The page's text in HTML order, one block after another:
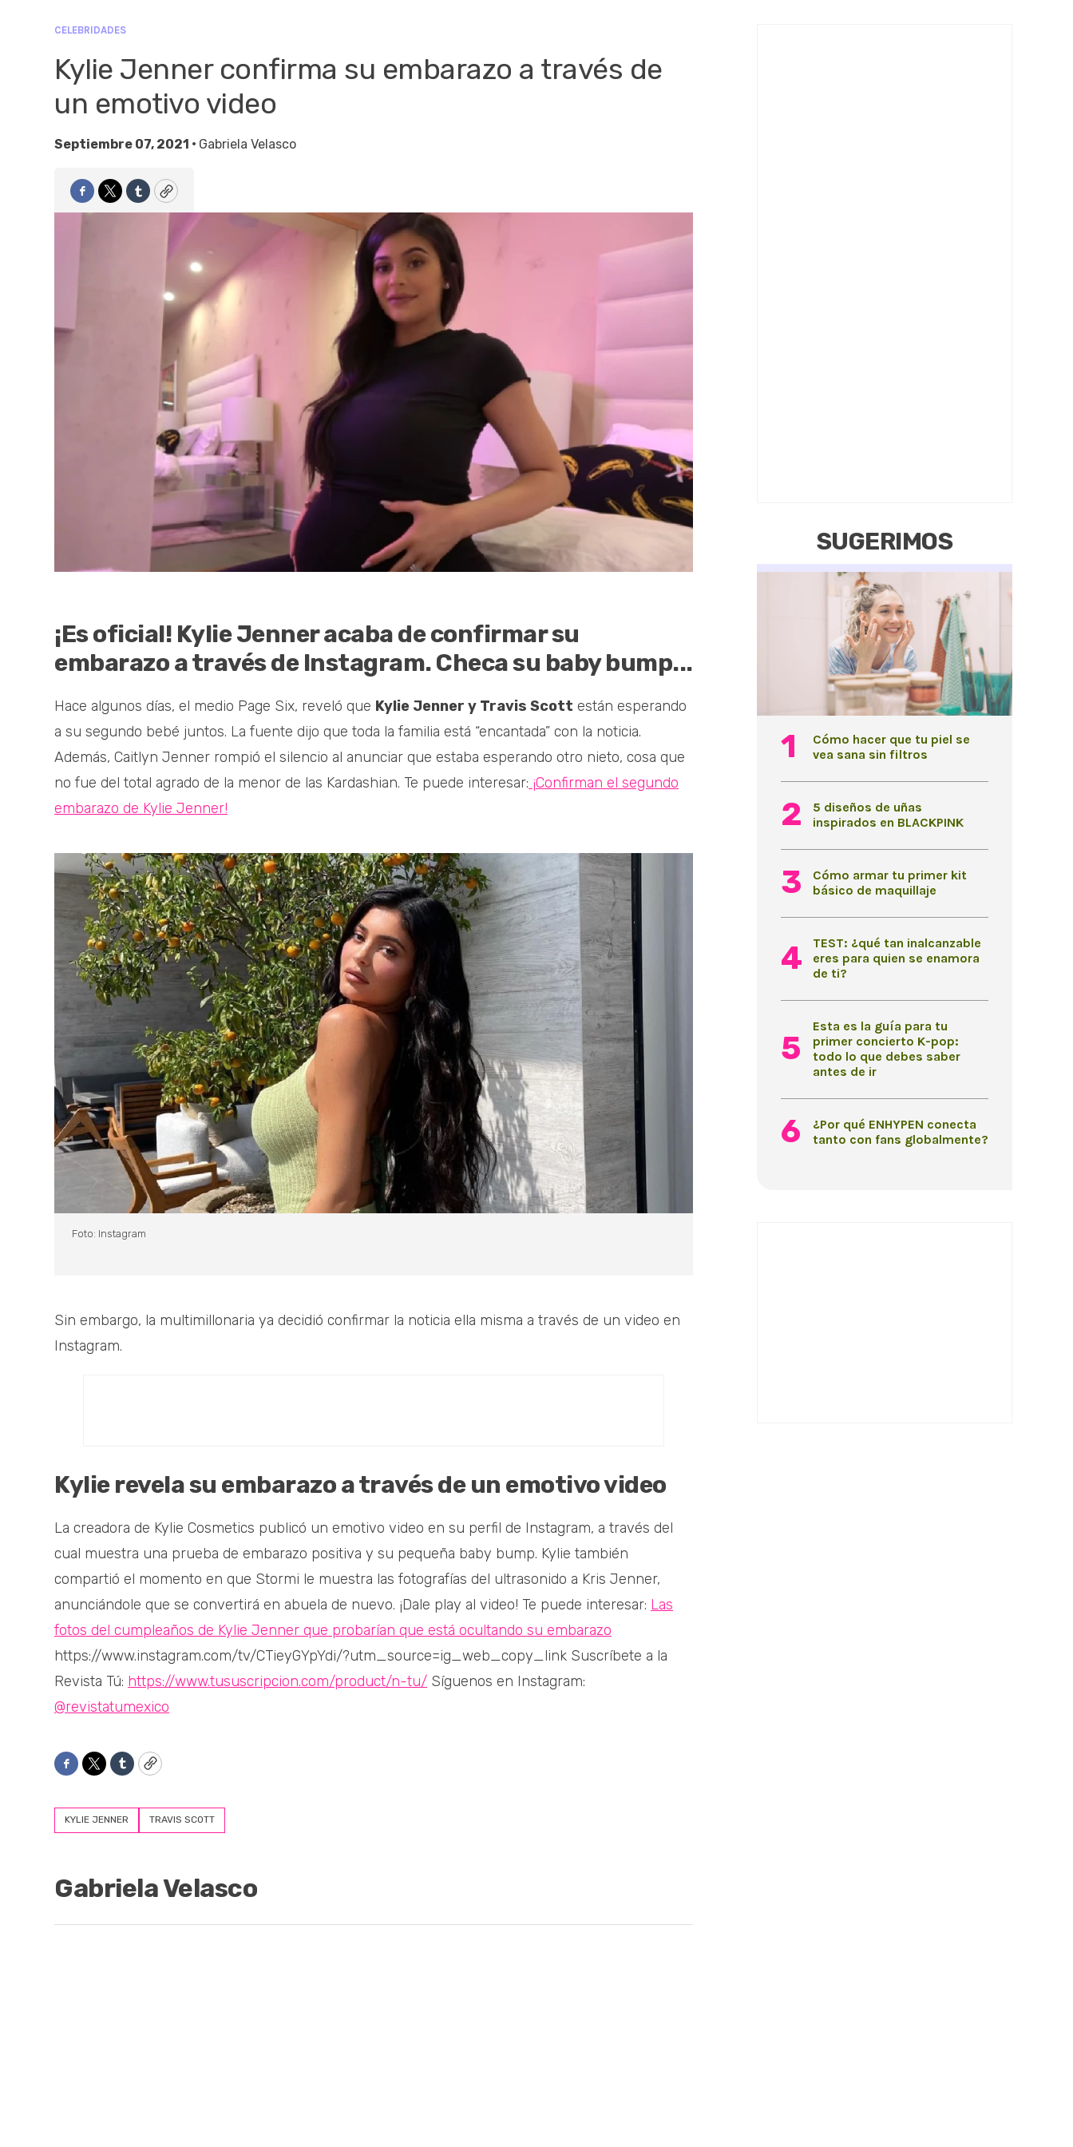
CELEBRIDADES
Kylie Jenner confirma su embarazo a través de
un emotivo video
Septiembre 07, 2021 • Gabriela Velasco
Facebook
TwitterTumblrCopy
¡Es oficial! Kylie Jenner acaba de confirmar su
embarazo a través de Instagram. Checa su baby bump...
Hace algunos días, el medio Page Six, reveló que Kylie Jenner y Travis Scott están esperando
a su segundo bebé juntos. La fuente dijo que toda la familia está “encantada” con la noticia.
Además, Caitlyn Jenner rompió el silencio al anunciar que estaba esperando otro nieto, cosa que
no fue del total agrado de la menor de las Kardashian. Te puede interesar: ¡Confirman el segundo
embarazo de Kylie Jenner!
Foto: Instagram
Sin embargo, la multimillonaria ya decidió confirmar la noticia ella misma a través de un video en
Instagram.
Kylie revela su embarazo a través de un emotivo video
La creadora de Kylie Cosmetics publicó un emotivo video en su perfil de Instagram, a través del
cual muestra una prueba de embarazo positiva y su pequeña baby bump. Kylie también
compartió el momento en que Stormi le muestra las fotografías del ultrasonido a Kris Jenner,
anunciándole que se convertirá en abuela de nuevo. ¡Dale play al video! Te puede interesar: Las
fotos del cumpleaños de Kylie Jenner que probarían que está ocultando su embarazo
https://www.instagram.com/tv/CTieyGYpYdi/?utm_source=ig_web_copy_link Suscríbete a la
Revista Tú: https://www.tususcripcion.com/product/n-tu/ Síguenos en Instagram:
@revistatumexico
Facebook
TwitterTumblrCopy
KYLIE JENNER TRAVIS SCOTT
Gabriela Velasco
SUGERIMOS
Cómo hacer que tu piel se
vea sana sin filtros
5 diseños de uñas
inspirados en BLACKPINK
Cómo armar tu primer kit
básico de maquillaje
TEST: ¿qué tan inalcanzable
eres para quien se enamora
de ti?
Esta es la guía para tu
primer concierto K-pop:
todo lo que debes saber
antes de ir
¿Por qué ENHYPEN conecta
tanto con fans globalmente?